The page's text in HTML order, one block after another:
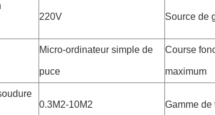
220V Source de
Micro-ordinateur simple de
puce
Course
maximum
0.3M2-10M2 Gamme de